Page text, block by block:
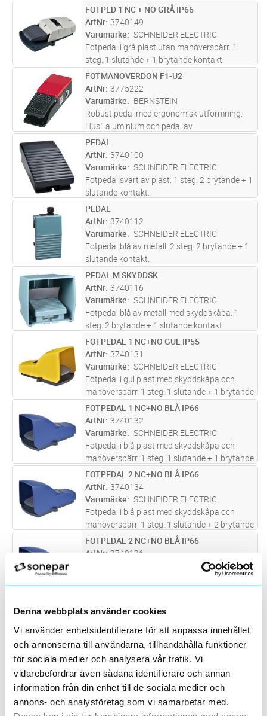
Denna webbplats använder cookies
Vi använder enhetsidentifierare för att anpassa innehållet
och annonserna till användarna, tillhandahålla funktioner
för sociala medier och analysera vår trafik. Vi
vidarebefordrar även sådana identifierare och annan
information från din enhet till de sociala medier och
annons- och analysföretag som vi samarbetar med.
ST Lägg i kundvagn
FOTPED 1 NC + NO GRÅ IP66
ArtNr 3740149
Varumärke
SCHNEIDER ELECTRIC
Fotpedal i grå plast utan manöverspärr. 1
steg. 1 slutande + 1 brytande kontakt.
ST Lägg i kundvagn
FOTMANÖVERDON F1-U2
ArtNr 3775222
Varumärke
BERNSTEIN
Robust pedal med ergonomisk utformning.
Hus i aluminium och pedal av
glasfiberförstärkt termoplast.. Enkel pedal
utan huv, med kontakt 2x(1 NO+1 NC)
ST
PEDAL
ArtNr 3740100
Varumärke
SCHNEIDER ELECTRIC
Fotpedal svart av plast. 1 steg. 2 brytande + 1
slutande kontakt.
ST
PEDAL
ArtNr 3740112
Varumärke
SCHNEIDER ELECTRIC
Fotpedal blå av metall. 2 steg. 2 brytande + 1
slutande kontakt.
ST Lägg i kundvagn
PEDAL M SKYDDSK
ArtNr 3740116
Varumärke
SCHNEIDER ELECTRIC
Fotpedal blå av metall med skyddskåpa. 1
steg. 2 brytande + 1 slutande kontakt.
ST Lägg i kundvagn
FOTPEDAL 1 NC+NO GUL IP55
ArtNr 3740131
Varumärke
SCHNEIDER ELECTRIC
Fotpedal i gul plast med skyddskåpa och
manöverspärr. 1 steg. 1 slutande + 1 brytande
kontakt.
ST Lägg i kundvagn
FOTPEDAL 1 NC+NO BLÅ IP66
ArtNr 3740132
Varumärke
SCHNEIDER ELECTRIC
Fotpedal i blå plast med skyddskåpa och
manöverspärr. 1 steg. 1 slutande + 1 brytande
kontakt.
ST Lägg i kundvagn
FOTPEDAL 2 NC+NO BLÅ IP66
ArtNr 3740134
Varumärke
SCHNEIDER ELECTRIC
Fotpedal i blå plast med skyddskåpa och
manöverspärr. 1 steg. 1 slutande + 2 brytande
kontakter.
ST Lägg i kundvagn
FOTPEDAL 2 NC+NO BLÅ IP66
ArtNr 3740136
SCHNEIDER ELECTRIC
Fotpedal i blå plast med skyddskåpa och
ST Lägg i kundvagn
FOTPED 1 NC + NO GUL IP55
Varumärke SCHNEIDER ELECTRIC
Fotpedal i gul plast med skyddskåpa utan
manöverspärr. 1 steg. 1 slutande + 1 brytande
kontakt.
ST Lägg i kundvagn
FOTPED 1 NC + NO GRÅ IP66
ArtNr 3740140
Varumärke
SCHNEIDER ELECTRIC
Fotpedal i grå plast med skyddskåpa utan